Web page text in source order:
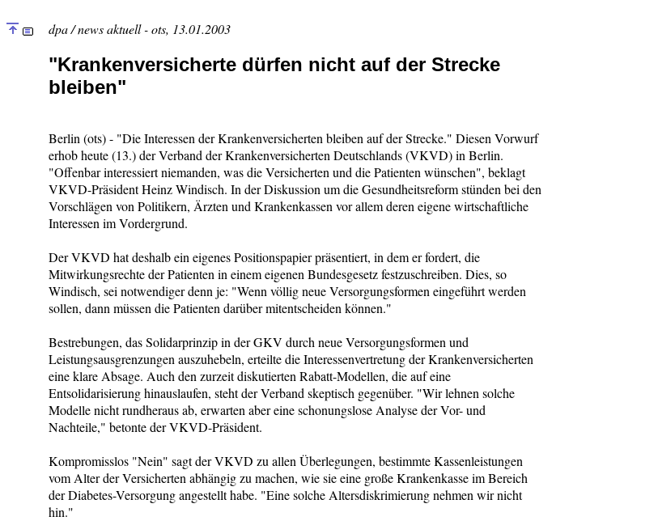
dpa / news aktuell - ots, 13.01.2003
"Krankenversicherte dürfen nicht auf der Strecke
bleiben"
Berlin (ots) - "Die Interessen der Krankenversicherten bleiben auf der Strecke." Diesen Vorwurf
erhob heute (13.) der Verband der Krankenversicherten Deutschlands (VKVD) in Berlin.
"Offenbar interessiert niemanden, was die Versicherten und die Patienten wünschen", beklagt
VKVD-Präsident Heinz Windisch. In der Diskussion um die Gesundheitsreform stünden bei den
Vorschlägen von Politikern, Ärzten und Krankenkassen vor allem deren eigene wirtschaftliche
Interessen im Vordergrund.
Der VKVD hat deshalb ein eigenes Positionspapier präsentiert, in dem er fordert, die
Mitwirkungsrechte der Patienten in einem eigenen Bundesgesetz festzuschreiben. Dies, so
Windisch, sei notwendiger denn je: "Wenn völlig neue Versorgungsformen eingeführt werden
sollen, dann müssen die Patienten darüber mitentscheiden können."
Bestrebungen, das Solidarprinzip in der GKV durch neue Versorgungsformen und
Leistungsausgrenzungen auszuhebeln, erteilte die Interessenvertretung der Krankenversicherten
eine klare Absage. Auch den zurzeit diskutierten Rabatt-Modellen, die auf eine
Entsolidarisierung hinauslaufen, steht der Verband skeptisch gegenüber. "Wir lehnen solche
Modelle nicht rundheraus ab, erwarten aber eine schonungslose Analyse der Vor- und
Nachteile," betonte der VKVD-Präsident.
Kompromisslos "Nein" sagt der VKVD zu allen Überlegungen, bestimmte Kassenleistungen
vom Alter der Versicherten abhängig zu machen, wie sie eine große Krankenkasse im Bereich
der Diabetes-Versorgung angestellt habe. "Eine solche Altersdiskrimierung nehmen wir nicht
hin."